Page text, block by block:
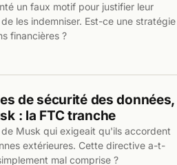
un faux motif pour justifier leur
les indemniser. Est-ce une stratégie
financières ?
de sécurité des données,
: la FTC tranche
Musk qui exigeait qu'ils accordent
extérieures. Cette directive a-t-
mal comprise ?